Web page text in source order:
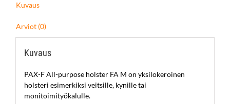
Kuvaus
Arviot (0)
Kuvaus
PAX-F All-purpose holster FA M on yksilokeroinen
holsteri esimerkiksi veitsille, kynille tai
monitoimityökalulle.